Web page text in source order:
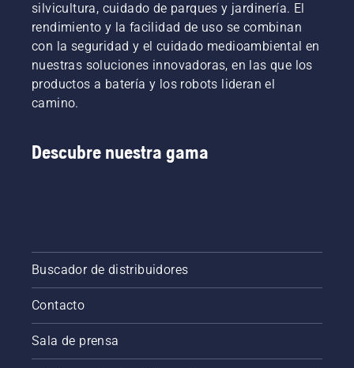
silvicultura, cuidado de parques y jardinería. El
rendimiento y la facilidad de uso se combinan
con la seguridad y el cuidado medioambiental en
nuestras soluciones innovadoras, en las que los
productos a batería y los robots lideran el
camino.
Descubre nuestra gama
Buscador de distribuidores
Contacto
Sala de prensa